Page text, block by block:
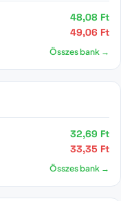
48,08 Ft
49,06 Ft
Összes bank →
32,69 Ft
33,35 Ft
Összes bank →